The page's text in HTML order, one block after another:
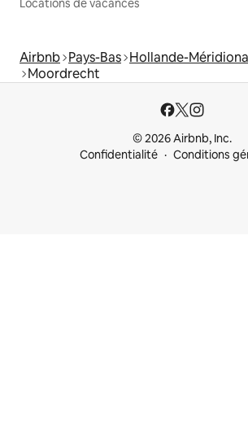
Locations de vacances
Airbnb Pays-Bas Hollande-
Moordrecht
© 2026 Airbnb, Inc.
Confidentialité
Conditions